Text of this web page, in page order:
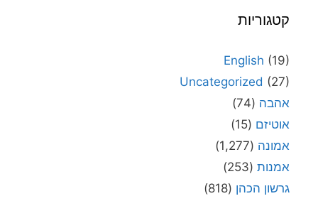
קטגוריות
English (19)
Uncategorized (27)
אהבה (74)
אוטיזם (15)
אמונה (1,277)
אמנות (253)
גרשון הכהן (818)